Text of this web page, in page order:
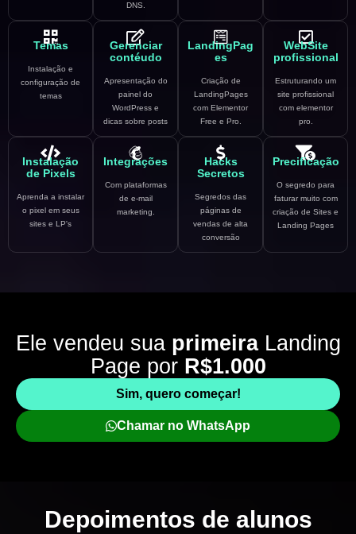
DNS.
Temas
Instalação e
configuração de
temas
Gerenciar
contéudo
Apresentação do
painel do
WordPress e
dicas sobre posts
LandingPag
es
Criação de
LandingPages
com Elementor
Free e Pro.
WebSite
profissional
Estruturando um
site profissional
com elementor
pro.
Instalação
de Pixels
Aprenda a instalar
o pixel em seus
sites e LP's
Integrações
Com plataformas
de e-mail
marketing.
Hacks
Secretos
Segredos das
páginas de
vendas de alta
conversão
Precificação
O segredo para
faturar muito com
criação de Sites e
Landing Pages
Ele vendeu sua primeira Landing
Page por R$1.000
Sim, quero começar!
Chamar no WhatsApp
Depoimentos de alunos